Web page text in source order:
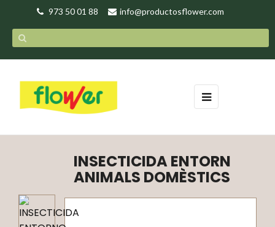
973 50 01 88 info@productosflower.com
Toggle
navigation
☰
INSECTICIDA ENTORN
ANIMALS DOMÈSTICS